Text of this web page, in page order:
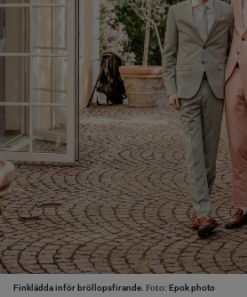
Finklädda inför bröllopsfirande. Foto: Epok photo